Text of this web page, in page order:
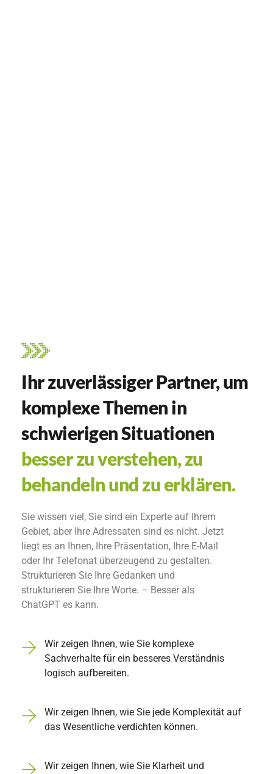
Ihr zuverlässiger Partner, um
komplexe Themen in
schwierigen Situationen
besser zu verstehen, zu
behandeln und zu erklären.
Sie wissen viel, Sie sind ein Experte auf Ihrem
Gebiet, aber Ihre Adressaten sind es nicht. Jetzt
liegt es an Ihnen, Ihre Präsentation, Ihre E-Mail
oder Ihr Telefonat überzeugend zu gestalten.
Strukturieren Sie Ihre Gedanken und
strukturieren Sie Ihre Worte. – Besser als
ChatGPT es kann.
Wir zeigen Ihnen, wie Sie komplexe
Sachverhalte für ein besseres Verständnis
logisch aufbereiten.
Wir zeigen Ihnen, wie Sie jede Komplexität auf
das Wesentliche verdichten können.
Wir zeigen Ihnen, wie Sie Klarheit und